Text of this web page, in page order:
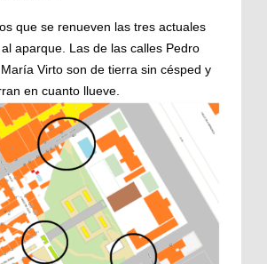
que se renueven las tres actuales
aparque. Las de las calles Pedro
Virto son de tierra sin césped y
en cuanto llueve.